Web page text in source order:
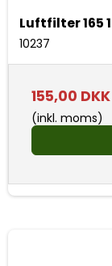
Luftfilter 165
10237
155,00 DKK
(inkl. moms)